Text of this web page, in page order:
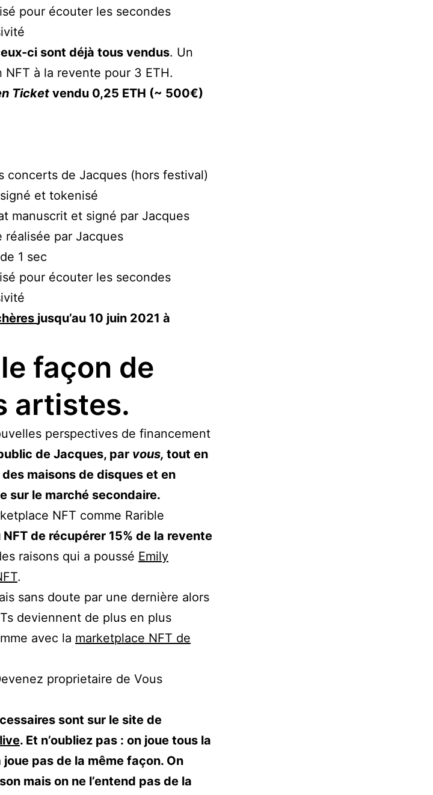
pour écouter les secondes
ci sont déjà tous vendus. Un
à la revente pour 3 ETH.
Ticket vendu 0,25 ETH (~ 500€)
concerts de Jacques (hors festival)
et tokenisé
manuscrit et signé par Jacques
réalisée par Jacques
1 sec
pour écouter les secondes
jusqu’au 10 juin 2021 à
façon de
artistes.
perspectives de financement
de Jacques, par vous, tout en
maisons de disques et en
sur le marché secondaire.
NFT comme Rarible
de récupérer 15% de la revente
raisons qui a poussé Emily
.
sans doute par une dernière alors
deviennent de plus en plus
avec la marketplace NFT de
sont sur le site de
. Et n’oubliez pas : on joue tous la
joue pas de la même façon. On
mais on ne l’entend pas de la